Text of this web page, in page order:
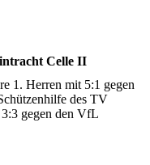
Celle II
1. Herren mit 5:1 gegen
des TV
gegen den VfL